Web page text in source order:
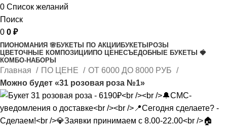
0 Список желаний
Поиск
0 0 ₽
ПИОНОМАНИЯ 🌸 БУКЕТЫ ПО АКЦИИ БУКЕТЫ РОЗЫ
ЦВЕТОЧНЫЕ КОМПОЗИЦИИ ПО ЦЕНЕСЪЕДОБНЫЕ БУКЕТЫ 🍓
КОМБО-НАБОРЫ
Главная ПО ЦЕНЕ
ОТ 6000 ДО 8000 РУБ
Можно будет «31 розовая роза №1»